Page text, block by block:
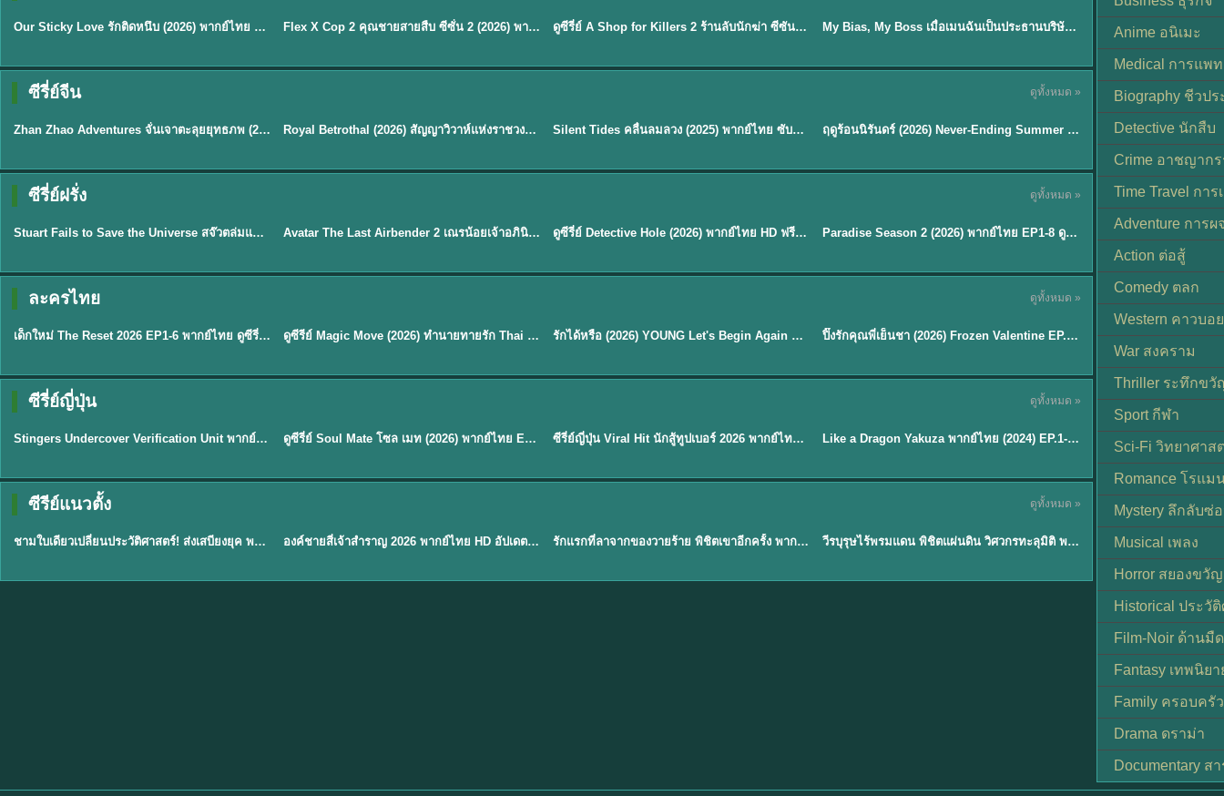
★6 Our Sticky Love รักติดหนึบ (2026) พากย์ไทย ซับไทย EP.1-12 ★8 Flex X Cop 2 คุณชายสายสืบ ซีซั่น 2 (2026) พากย์ไทย ซับไทย EP.1-14 ★8 EP.16ดูซีรี่ย์ A Shop for Killers 2 ร้านลับนักฆ่า ซีซัน 2 (2026) ซับไทย-พากย์ไทย My Bias, My Boss เมื่อเมนฉันเป็นประธานบริษัท (2026) พากย์ไทย ซับไทย EP.1-12
ซีรี่ย์จีน ดูทั้งหมด »
★5
พากย์ไทย
Zhan Zhao Adventures จั่นเจาตะลุยยุทธภพ (2026) พากย์ไทย ซับไทย EP.1-37 (จบ) ★9 Royal Betrothal (2026) สัญญาวิวาห์แห่งราชวงศ์ พากย์ไทย ซับไทย EP1-32 ★9.5 Silent Tides คลื่นลมลวง (2025) พากย์ไทย ซับไทย EP.1-31 ★8.8 ฤดูร้อนนิรันดร์ (2026) Never-Ending Summer พากย์ไทย EP.1-29
ซีรี่ย์ฝรั่ง ดูทั้งหมด »
★9.3
พากย์ไทย
Stuart Fails to Save the Universe สจ๊วตล่มแผนกู้จักรวาล (2026) พากย์ไทย ซับไทย EP.1-10 ★7.8 EP.7Avatar The Last Airbender 2 เณรน้อยเจ้าอภินิหาร พากย์ไทย EP.9ดูซีรี่ย์ Detective Hole (2026) พากย์ไทย HD ฟรี อัปเดตล่าสุด Netflix EP.8Paradise Season 2 (2026) พากย์ไทย EP1-8 ดูซีรี่ย์ฝรั่ง HD ครบทุกตอน
ละครไทย ดูทั้งหมด »
★ 8 EP.6
พากย์ไทย
เด็กใหม่ The Reset 2026 EP1-6 พากย์ไทย ดูซีรี่ย์ Netflix ล่าสุด HD ดูซีรีย์ Magic Move (2026) ทำนายทายรัก Thai EP.1-10 HD รักได้หรือ (2026) YOUNG Let's Begin Again พากย์ไทย EP.1-19 ★8 ปิ๊งรักคุณพี่เย็นชา (2026) Frozen Valentine EP.1-10 (จบ)
ซีรี่ย์ญี่ปุ่น ดูทั้งหมด »
EP.11
พากย์ไทย
Stingers Undercover Verification Unit พากย์ไทย EP1-11 HD ฟรี ★8 EP.8ดูซีรี่ย์ Soul Mate โซล เมท (2026) พากย์ไทย EP.1-8 (จบ) ★7.9 EP.6ซีรี่ย์ญี่ปุ่น Viral Hit นักสู้ทูปเบอร์ 2026 พากย์ไทย EP.1-6 ★7 EP.6Like a Dragon Yakuza พากย์ไทย (2024) EP.1-6 (จบ)
ซีรีย์แนวตั้ง ดูทั้งหมด »
EP.1
พากย์ไทย
ชามใบเดียวเปลี่ยนประวัติศาสตร์! ส่งเสบียงยุค พากย์ไทย EP.1องค์ชายสี่เจ้าสำราญ 2026 พากย์ไทย HD อัปเดตล่าสุด ดูออนไลน์ EP.1รักแรกที่ลาจากของวายร้าย พิชิตเขาอีกครั้ง พากย์ไทย EP.1วีรบุรุษไร้พรมแดน พิชิตแผ่นดิน วิศวกรทะลุมิติ พลิกแผ่นดิน
Anime อนิเมะ
Medical การแพ
Biography ชีวปร
Detective นักสืบ
Crime อาชญาก
Time Travel กา
Adventure การ
Action ต่อสู้
Comedy ตลก
Western คาวบอ
War สงคราม
Thriller ระทึกขวั
Sport กีฬา
Sci-Fi วิทยาศาส
Romance โรแม
Mystery ลึกลับซ่
Musical เพลง
Horror สยองขวัญ
Historical ประวั
Film-Noir ด้านมื
Fantasy เทพนิยา
Family ครอบครัว
Drama ดราม่า
Documentary ส